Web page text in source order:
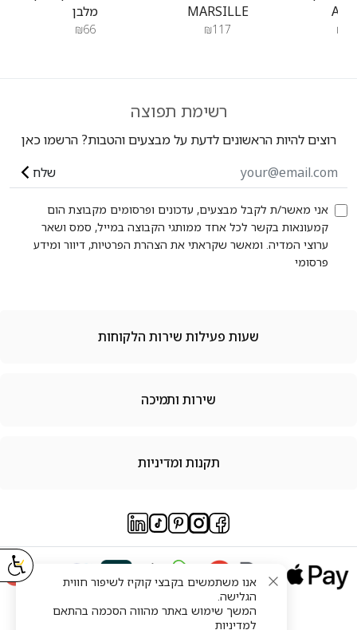
מלבן
₪66
MARSILLE
₪117
רשימת תפוצה
רוצים להיות הראשונים לדעת על מבצעים והטבות? הרשמו כאן
שלח
אני מאשר/ת לקבל מבצעים, עדכונים ופרסומים מקבוצת הום
קמעונאות בקשר לכל אחד ממותגי הקבוצה במייל, סמס ושאר
ערוצי המדיה. ומאשר שקראתי את הצהרת הפרטיות, דיוור ומידע
פרסומי
שעות פעילות שירות הלקוחות
שירות ותמיכה
תקנות ומדיניות